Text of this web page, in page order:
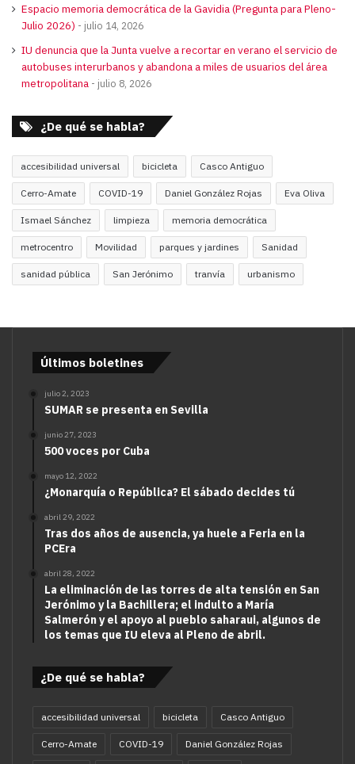
Espacio memoria democrática de la Gavidia (Pregunta para Pleno-
Julio 2026)
julio 14, 2026
IU denuncia que la Junta vuelve a recortar en verano el servicio de
autobuses interurbanos y abandona a miles de usuarios del área
metropolitana
julio 8, 2026
¿De qué se habla?
accesibilidad universal bicicleta Casco Antiguo
Cerro-Amate COVID-19 Daniel González Rojas Eva Oliva
Ismael Sánchez limpieza memoria democrática
metrocentro Movilidad parques y jardines Sanidad
sanidad pública San Jerónimo tranvía urbanismo
Últimos boletines
julio 2, 2023
SUMAR se presenta en Sevilla
junio 27, 2023
500 voces por Cuba
mayo 12, 2022
¿Monarquía o República? El sábado decides tú
abril 29, 2022
Tras dos años de ausencia, ya huele a Feria en la
PCEra
abril 28, 2022
La eliminación de las torres de alta tensión en San
Jerónimo y la Bachillera; el indulto a María
Salmerón y el apoyo al pueblo saharaui, algunos de
los temas que IU eleva al Pleno de abril.
¿De qué se habla?
accesibilidad universal bicicleta Casco Antiguo
Cerro-Amate COVID-19 Daniel González Rojas